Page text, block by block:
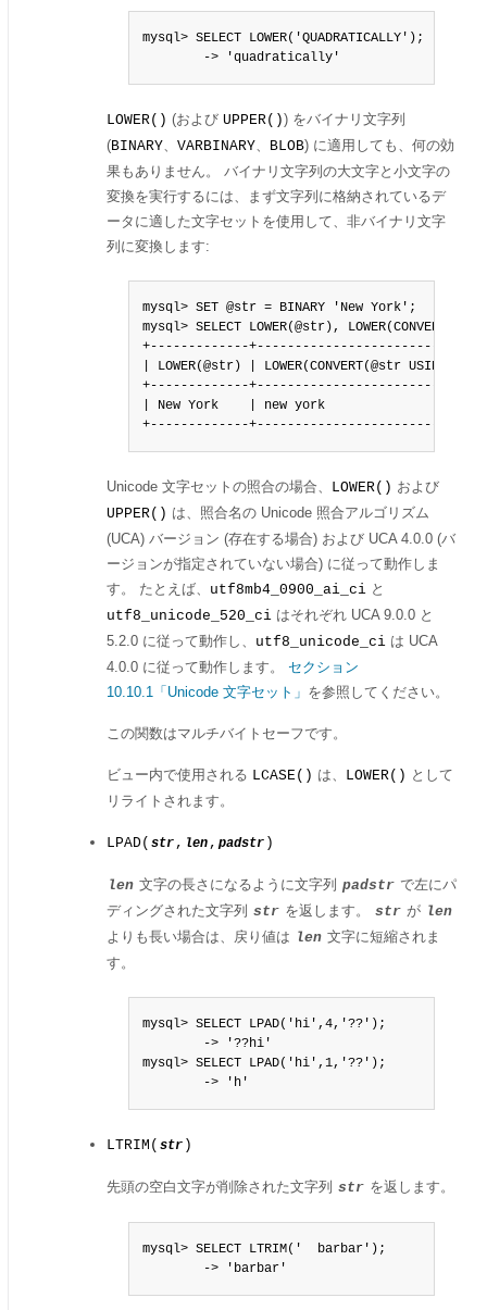
mysql> SELECT LOWER('QUADRATICALLY');
        -> 'quadratically'
LOWER() (および UPPER()) をバイナリ文字列
(BINARY、 VARBINARY、 BLOB) に適用しても、何の効
果もありません。 バイナリ文字列の大文字と小文字の
変換を実行するには、まず文字列に格納されているデ
ータに適した文字セットを使用して、非バイナリ文字
列に変換します:
mysql> SET @str = BINARY 'New York';
mysql> SELECT LOWER(@str),
+-------------
| LOWER(@str) | LOWER(CONVERT(@str USING
+-------------
| New York    | new york
+-------------
Unicode 文字セットの照合の場合、 LOWER() および
UPPER() は、照合名の Unicode 照合アルゴリズム
(UCA) バージョン (存在する場合) および UCA 4.0.0 (バ
ージョンが指定されていない場合) に従って動作しま
す。 たとえば、 utf8mb4_0900_ai_ci と
utf8_unicode_520_ci はそれぞれ UCA 9.0.0 と
5.2.0 に従って動作し、 utf8_unicode_ci は UCA
4.0.0 に従って動作します。 セクション
10.10.1「Unicode 文字セット」 を参照してください。
この関数はマルチバイトセーフです。
ビュー内で使用される LCASE() は、 LOWER() として
リライトされます。
LPAD( str , len , padstr )
len 文字の長さになるように文字列 padstr で左にパ
ディングされた文字列 str を返します。 str が len
よりも長い場合は、戻り値は len 文字に短縮されま
す。
mysql> SELECT LPAD('hi',4,'??');
        -> '??hi'
mysql> SELECT LPAD('hi',1,'??');
        -> 'h'
LTRIM( str )
先頭の空白文字が削除された文字列 str を返します。
mysql> SELECT LTRIM('  barbar');
        -> 'barbar'